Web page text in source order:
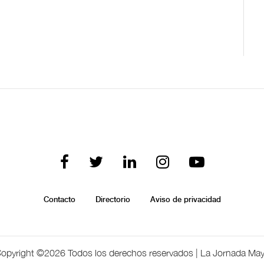
Contacto Directorio Aviso de privacidad
©2026 Todos los derechos reservados | La Jornada